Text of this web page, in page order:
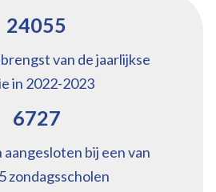
24055
van de jaarlijkse
in 2022-2023
6727
aangesloten bij een van
zondagsscholen